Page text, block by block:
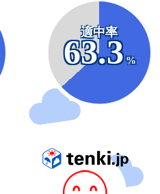
適中率
63.3
%